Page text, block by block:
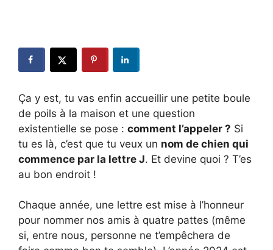
Ça y est, tu vas enfin accueillir une petite boule
de poils à la maison et une question
existentielle se pose : comment l’appeler ? Si
tu es là, c’est que tu veux un nom de chien qui
commence par la lettre J. Et devine quoi ? T’es
au bon endroit !
Chaque année, une lettre est mise à l’honneur
pour nommer nos amis à quatre pattes (même
si, entre nous, personne ne t’empêchera de